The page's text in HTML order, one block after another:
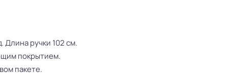
Длина ручки 102 см.
покрытием.
пакете.